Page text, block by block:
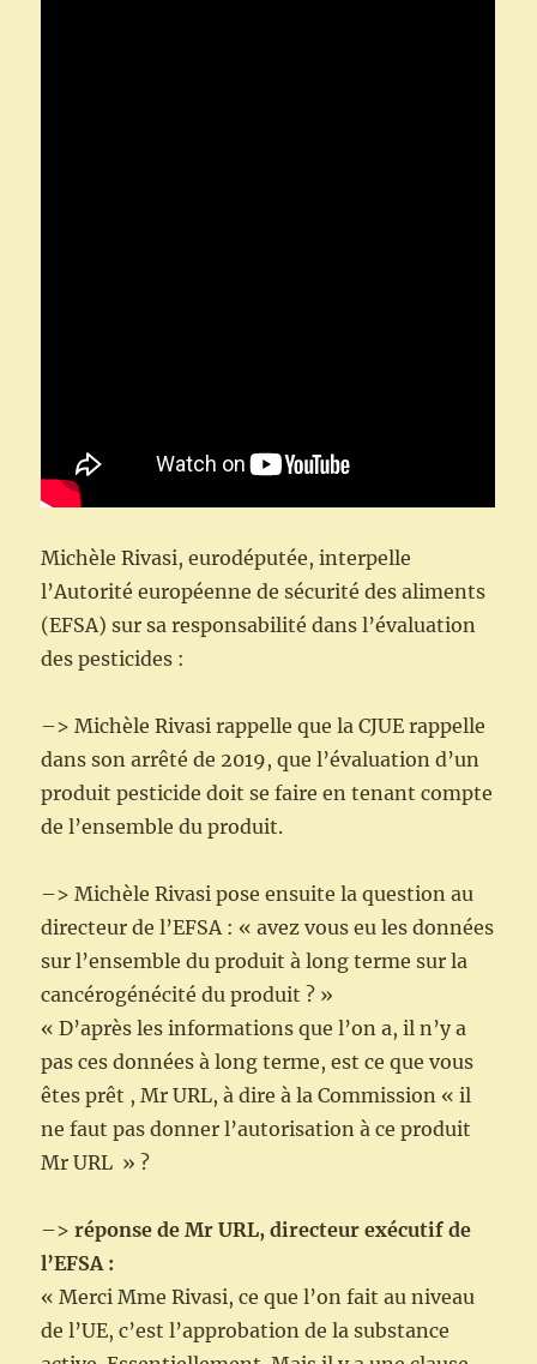
Michèle Rivasi, eurodéputée, interpelle
l’Autorité européenne de sécurité des aliments
(EFSA) sur sa responsabilité dans l’évaluation
des pesticides :
–> Michèle Rivasi rappelle que la CJUE rappelle
dans son arrêté de 2019, que l’évaluation d’un
produit pesticide doit se faire en tenant compte
de l’ensemble du produit.
–> Michèle Rivasi pose ensuite la question au
directeur de l’EFSA : « avez vous eu les données
sur l’ensemble du produit à long terme sur la
cancérogénécité du produit ? »
« D’après les informations que l’on a, il n’y a
pas ces données à long terme, est ce que vous
êtes prêt , Mr URL, à dire à la Commission « il
ne faut pas donner l’autorisation à ce produit
Mr URL » ?
–>réponse de Mr URL, directeur exécutif de
l’EFSA :
« Merci Mme Rivasi, ce que l’on fait au niveau
de l’UE, c’est l’approbation de la substance